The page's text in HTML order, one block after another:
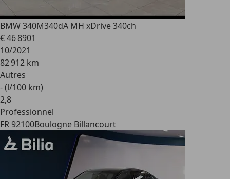
BMW 340M340dA MH xDrive 340ch
€ 46 8901
10/2021
82 912 km
Autres
- (l/100 km)
2,8
Professionnel
FR 92100Boulogne Billancourt